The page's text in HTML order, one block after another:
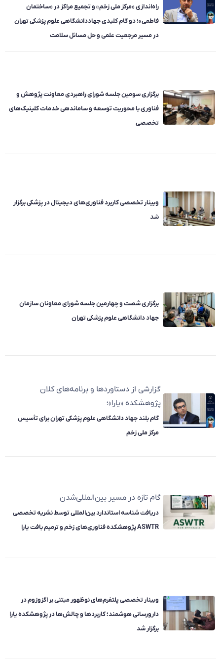
راه‌اندازی «مرکز ملی زخم» و تجمیع مراکز در «ساختمان
فاطمی»؛ دو گام کلیدی جهاددانشگاهی علوم پزشکی تهران
در مسیر مرجعیت علمی و حل مسائل سلامت
برگزاری سومین جلسه شورای راهبردی معاونت پژوهش و
فناوری با محوریت توسعه و ساماندهی خدمات کلینیک‌های
تخصصی
وبینار تخصصی کاربرد فناوری‌های دیجیتال در پزشکی برگزار
شد
برگزاری شصت و چهارمین جلسه شورای معاونان سازمان
جهاد دانشگاهی علوم پزشکی تهران
گزارشی از دستاوردها و برنامه‌های کلان
پژوهشکده «یارا»؛
گام بلند جهاد دانشگاهی علوم پزشکی تهران برای تأسیس
مرکز ملی زخم
گام تازه در مسیر بین‌المللی‌شدن
دریافت شناسه استاندارد بین‌المللی توسط نشریه تخصصی
ASWTR پژوهشکده فناوری‌های زخم و ترمیم بافت یارا
وبینار تخصصی پلتفرم‌های نوظهور مبتنی بر اگزوزوم در
دارورسانی هوشمند؛ کاربردها و چالش‌ها در پژوهشکده یارا
برگزار شد